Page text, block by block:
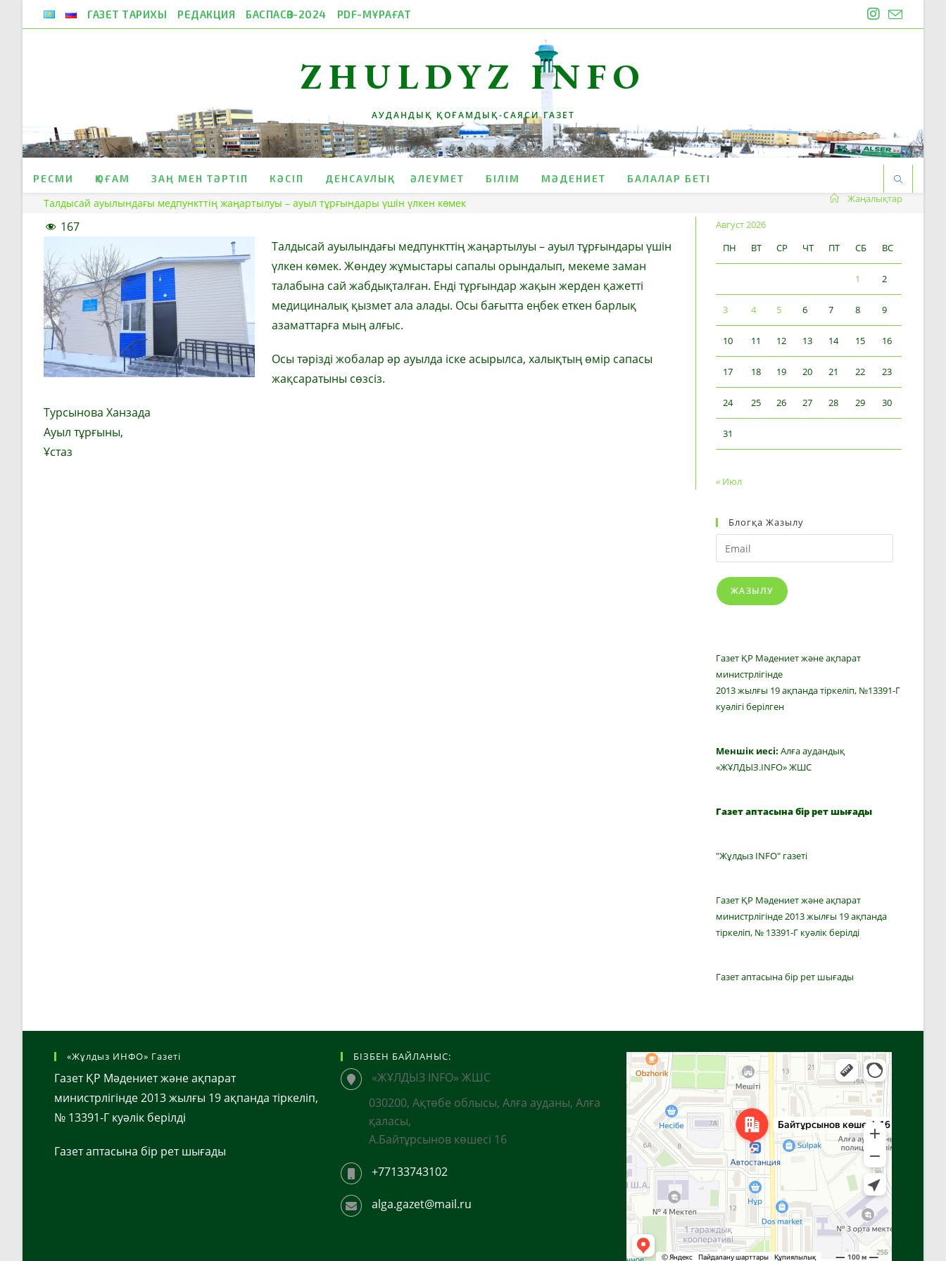
ГАЗЕТ ТАРИХЫ РЕДАКЦИЯ БАСПАСӨЗ-2024 PDF-МҰРАҒАТ
ZHULDYZ INFO
АУДАНДЫҚ ҚОҒАМДЫҚ-САЯСИ ГАЗЕТ
РЕСМИ ҚОҒАМ ЗАҢ МЕН ТӘРТІП КӘСІП ДЕНСАУЛЫҚ ӘЛЕУМЕТ БІЛІМ МӘДЕНИЕТ БАЛАЛАР БЕТІ
Талдысай ауылындағы медпункттің жаңартылуы – ауыл тұрғындары үшін үлкен көмек Жаңалықтар
167
Талдысай ауылындағы медпункттің жаңартылуы – ауыл тұрғындары үшін
үлкен көмек. Жөндеу жұмыстары сапалы орындалып, мекеме заман
талабына сай жабдықталған. Енді тұрғындар жақын жерден қажетті
медициналық қызмет ала алады. Осы бағытта еңбек еткен барлық
азаматтарға мың алғыс.
Осы тәрізді жобалар әр ауылда іске асырылса, халықтың өмір сапасы
жақсаратыны сөзсіз.
Турсынова Ханзада
Ауыл тұрғыны,
Ұстаз
Август 2026
ПН
ВТ СР ЧТ ПТ СБ ВС
1 2
3 4 5 6 7 8 9
10 11 12 13 14 15 16
17 18 19 20 21 22 23
24 25 26 27 28 29 30
31
« Июл
Блогқа Жазылу
Email
ЖАЗЫЛУ
Газет ҚР Мәдениет және ақпарат
министрлігінде
2013 жылғы 19 ақпанда тіркеліп, №13391-Г
куәлігі берілген
Меншік иесі: Алға аудандық
«ЖҰЛДЫЗ.INFO» ЖШС
Газет аптасына бір рет шығады
"Жұлдыз INFO" газеті
Газет ҚР Мәдениет және ақпарат
министрлігінде 2013 жылғы 19 ақпанда
тіркеліп, № 13391-Г куәлік берілді
Газет аптасына бір рет шығады
«Жұлдыз ИНФО» Газеті
Газет ҚР Мәдениет және ақпарат
министрлігінде 2013 жылғы 19 ақпанда тіркеліп,
№ 13391-Г куәлік берілді
Газет аптасына бір рет шығады
БІЗБЕН БАЙЛАНЫС:
«ЖҰЛДЫЗ INFO» ЖШС
030200, Ақтөбе облысы, Алға ауданы, Алға
қаласы,
А.Байтұрсынов көшесі 16
+77133743102
alga.gazet@mail.ru
Алға
Яндекс Карталар — көлік, навигация, орындарды іздеу